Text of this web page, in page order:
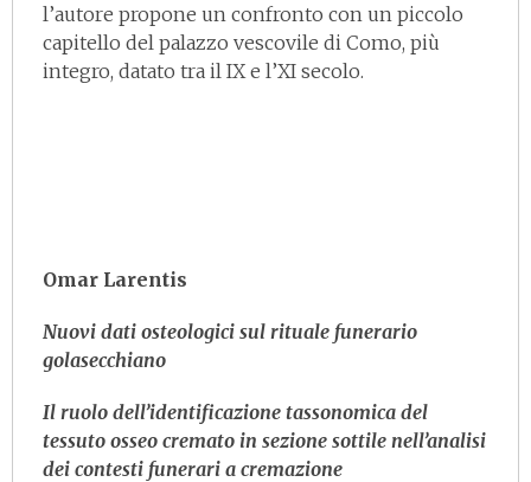
l’autore propone un confronto con un piccolo
capitello del palazzo vescovile di Como, più
integro, datato tra il IX e l’XI secolo.
Omar Larentis
Nuovi dati osteologici sul rituale funerario
golasecchiano
Il ruolo dell’identificazione tassonomica del
tessuto osseo cremato in sezione sottile nell’analisi
dei contesti funerari a cremazione